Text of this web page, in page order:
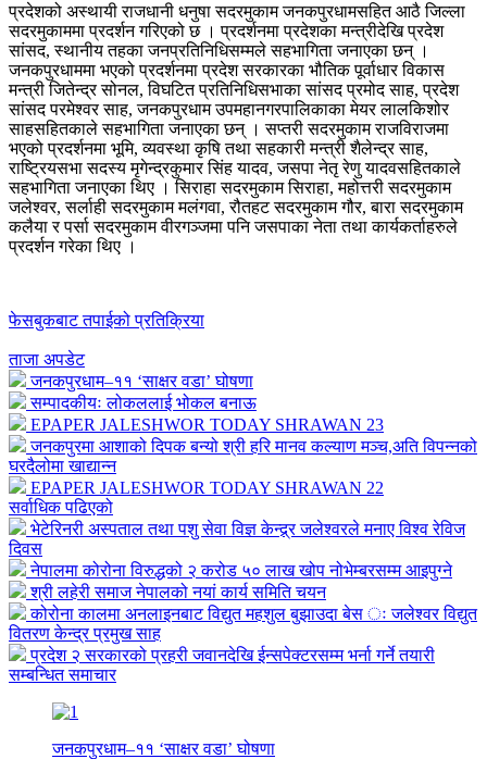
प्रदेशको अस्थायी राजधानी धनुषा सदरमुकाम जनकपुरधामसहित आठै जिल्ला
सदरमुकाममा प्रदर्शन गरिएको छ । प्रदर्शनमा प्रदेशका मन्त्रीदेखि प्रदेश
सांसद, स्थानीय तहका जनप्रतिनिधिसम्मले सहभागिता जनाएका छन् ।
जनकपुरधाममा भएको प्रदर्शनमा प्रदेश सरकारका भौतिक पूर्वाधार विकास
मन्त्री जितेन्द्र सोनल, विघटित प्रतिनिधिसभाका सांसद प्रमोद साह, प्रदेश
सांसद परमेश्वर साह, जनकपुरधाम उपमहानगरपालिकाका मेयर लालकिशोर
साहसहितकाले सहभागिता जनाएका छन् । सप्तरी सदरमुकाम राजविराजमा
भएको प्रदर्शनमा भूमि, व्यवस्था कृषि तथा सहकारी मन्त्री शैलेन्द्र साह,
राष्ट्रियसभा सदस्य मृगेन्द्रकुमार सिंह यादव, जसपा नेतृ रेणु यादवसहितकाले
सहभागिता जनाएका थिए । सिराहा सदरमुकाम सिराहा, महोत्तरी सदरमुकाम
जलेश्वर, सर्लाही सदरमुकाम मलंगवा, रौतहट सदरमुकाम गौर, बारा सदरमुकाम
कलैया र पर्सा सदरमुकाम वीरगञ्जमा पनि जसपाका नेता तथा कार्यकर्ताहरुले
प्रदर्शन गरेका थिए ।
फेसबुकबाट तपाईको प्रतिक्रिया
ताजा अपडेट
जनकपुरधाम–११ ‘साक्षर वडा’ घोषणा
सम्पादकीयः लोकललाई भोकल बनाऊ
EPAPER JALESHWOR TODAY SHRAWAN 23
जनकपुरमा आशाको दिपक बन्यो श्री हरि मानव कल्याण मञ्च,अति विपन्नको
घरदैलोमा खाद्यान्न
EPAPER JALESHWOR TODAY SHRAWAN 22
सर्वाधिक पढिएको
भेटेरिनरी अस्पताल तथा पशु सेवा विज्ञ केन्द्र्र जलेश्वरले मनाए विश्व रेविज
दिवस
नेपालमा कोरोना विरुद्धको २ करोड ५० लाख खोप नोभेम्बरसम्म आइपुग्ने
श्री लहेरी समाज नेपालको नयां कार्य समिति चयन
कोरोना कालमा अनलाइनबाट विद्युत महशुल बुझाउदा बेस ः जलेश्वर विद्युत
वितरण केन्द्र प्रमुख साह
प्रदेश २ सरकारको प्रहरी जवानदेखि ईन्सपेक्टरसम्म भर्ना गर्ने तयारी
सम्बन्धित समाचार
जनकपुरधाम–११ ‘साक्षर वडा’ घोषणा